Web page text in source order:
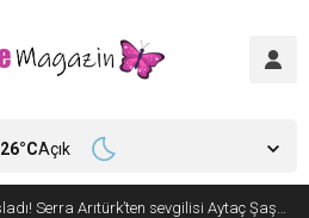
Aşkları sette başladı! Serra Arıtürk’ten sevgilisi Aytaç Şaşmaz’a romantik kutlama
26°CAçık